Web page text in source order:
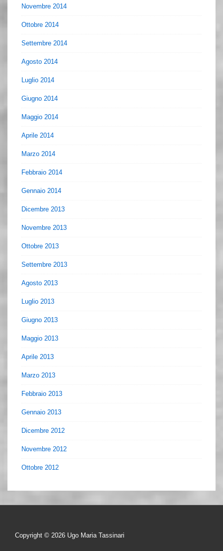
Novembre 2014
Ottobre 2014
Settembre 2014
Agosto 2014
Luglio 2014
Giugno 2014
Maggio 2014
Aprile 2014
Marzo 2014
Febbraio 2014
Gennaio 2014
Dicembre 2013
Novembre 2013
Ottobre 2013
Settembre 2013
Agosto 2013
Luglio 2013
Giugno 2013
Maggio 2013
Aprile 2013
Marzo 2013
Febbraio 2013
Gennaio 2013
Dicembre 2012
Novembre 2012
Ottobre 2012
Copyright © 2026 Ugo Maria Tassinari